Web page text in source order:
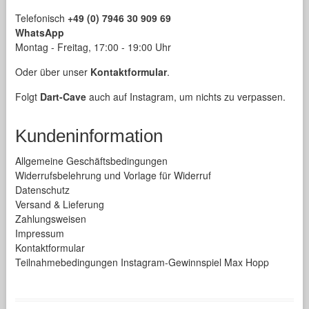
Telefonisch +49 (0) 7946 30 909 69
WhatsApp
Montag - Freitag, 17:00 - 19:00 Uhr
Oder über unser Kontaktformular.
Folgt Dart-Caveauch auf Instagram, um nichts zu verpassen.
Kundeninformation
Allgemeine Geschäftsbedingungen
Widerrufsbelehrung und Vorlage für Widerruf
Datenschutz
Versand & Lieferung
Zahlungsweisen
Impressum
Kontaktformular
Teilnahmebedingungen Instagram-Gewinnspiel Max Hopp